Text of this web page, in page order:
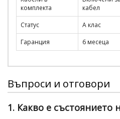
комплекта
кабел
Статус
А клас
Гаранция
6 месеца
Въпроси и отговори
1. Какво е състоянието